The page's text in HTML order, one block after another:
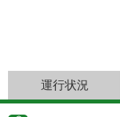
運行状況